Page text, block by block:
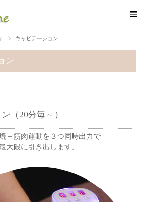
キャビテーション
ン
（20分毎～）
＋筋肉運動を３つ同時出力で
大限に引き出します。